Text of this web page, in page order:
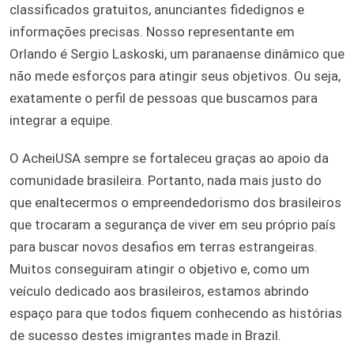
classificados gratuitos, anunciantes fidedignos e
informações precisas. Nosso representante em
Orlando é Sergio Laskoski, um paranaense dinâmico que
não mede esforços para atingir seus objetivos. Ou seja,
exatamente o perfil de pessoas que buscamos para
integrar a equipe.
O AcheiUSA sempre se fortaleceu graças ao apoio da
comunidade brasileira. Portanto, nada mais justo do
que enaltecermos o empreendedorismo dos brasileiros
que trocaram a segurança de viver em seu próprio país
para buscar novos desafios em terras estrangeiras.
Muitos conseguiram atingir o objetivo e, como um
veículo dedicado aos brasileiros, estamos abrindo
espaço para que todos fiquem conhecendo as histórias
de sucesso destes imigrantes made in Brazil.